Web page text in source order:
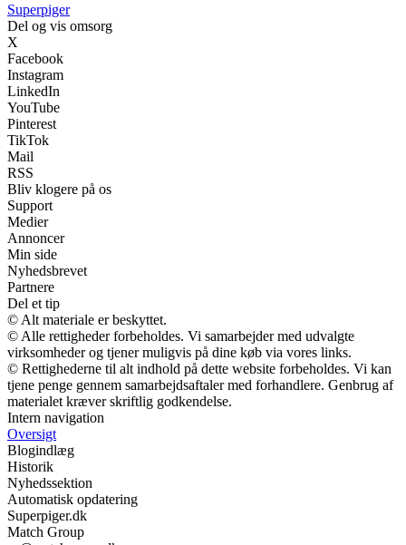
Superpiger
Del og vis omsorg
X
Facebook
Instagram
LinkedIn
YouTube
Pinterest
TikTok
Mail
RSS
Bliv klogere på os
Support
Medier
Annoncer
Min side
Nyhedsbrevet
Partnere
Del et tip
© Alt materiale er beskyttet.
© Alle rettigheder forbeholdes. Vi samarbejder med udvalgte
virksomheder og tjener muligvis på dine køb via vores links.
© Rettighederne til alt indhold på dette website forbeholdes. Vi kan
tjene penge gennem samarbejdsaftaler med forhandlere. Genbrug af
materialet kræver skriftlig godkendelse.
Intern navigation
Oversigt
Blogindlæg
Historik
Nyhedssektion
Automatisk opdatering
Superpiger.dk
Match Group